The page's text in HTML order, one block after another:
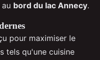
bord du lac Annecy.
pour maximiser le
tels qu'une cuisine